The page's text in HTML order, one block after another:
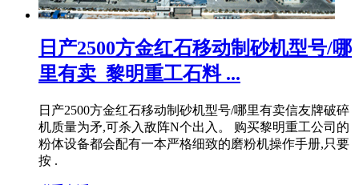
日产2500方金红石移动制砂机型号/哪
里有卖_黎明重工石料 ...
日产2500方金红石移动制砂机型号/哪里有卖信友牌破碎
机质量为矛,可杀入敌阵N个出入。 购买黎明重工公司的
粉体设备都会配有一本严格细致的磨粉机操作手册,只要
按 .